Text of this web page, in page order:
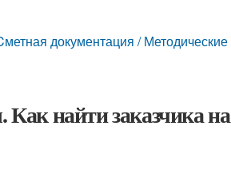
документация / Методические
найти заказчика на